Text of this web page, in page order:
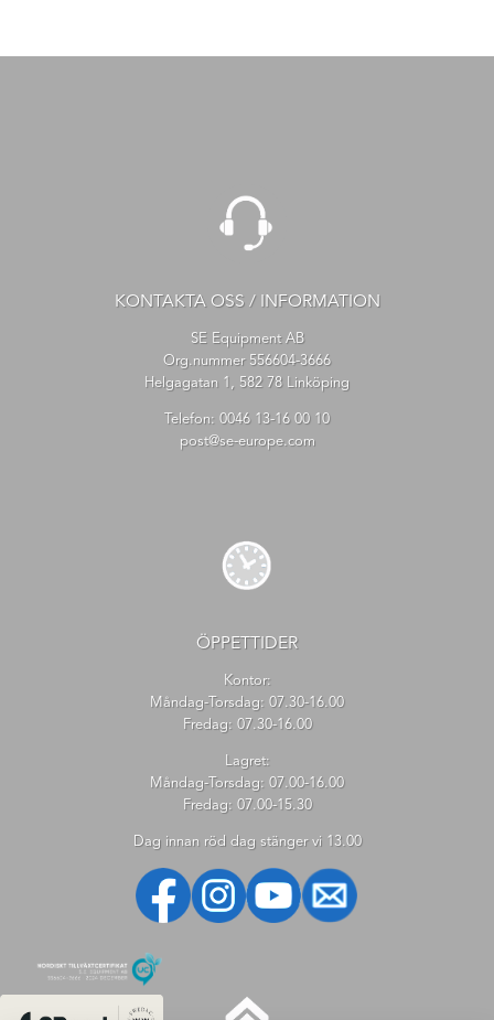
KONTAKTA OSS / INFORMATION
SE Equipment AB
Org.nummer 556604-3666
Helgagatan 1, 582 78 Linköping
Telefon: 0046 13-16 00 10
post@se-europe.com
ÖPPETTIDER
Kontor:
Måndag-Torsdag: 07.30-16.00
Fredag: 07.30-16.00
Lagret:
Måndag-Torsdag: 07.00-16.00
Fredag: 07.00-15.30
Dag innan röd dag stänger vi 13.00